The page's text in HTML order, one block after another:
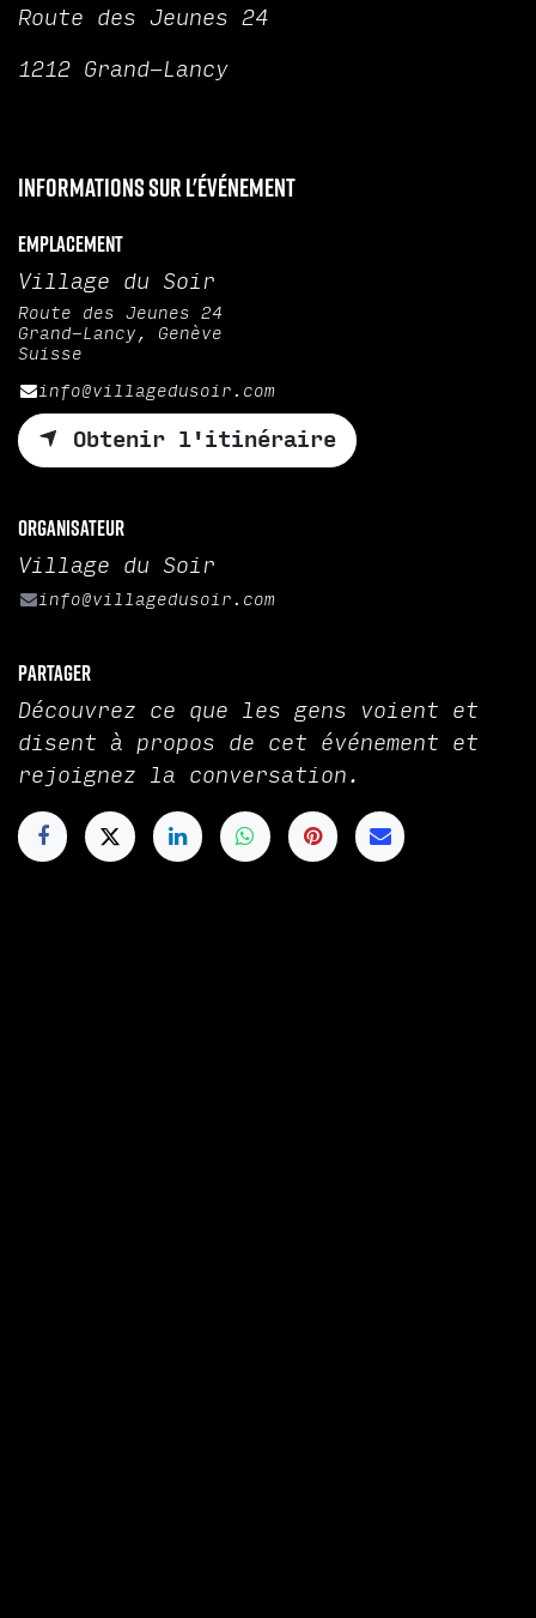
Route des Jeunes 24
1212 Grand-Lancy
Informations sur l'événement
Emplacement
Village du Soir
Route des Jeunes 24
Grand-Lancy, Genève
Suisse
info@villagedusoir.com
Obtenir l'itinéraire
Organisateur
Village du Soir
info@villagedusoir.com
Partager
Découvrez ce que les gens voient et
disent à propos de cet événement et
rejoignez la conversation.